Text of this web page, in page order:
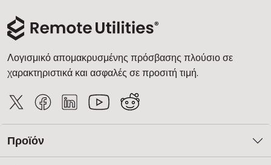
Λογισμικό απομακρυσμένης πρόσβασης πλούσιο σε
χαρακτηριστικά και ασφαλές σε προσιτή τιμή.
Προϊόν